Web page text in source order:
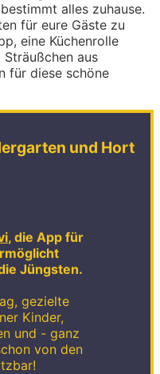
alles zuhause.
für eure Gäste zu
eine Küchenrolle
aus
für diese schöne
und Hort
, die App für
Jüngsten.
gezielte
Kinder,
und - ganz
von den